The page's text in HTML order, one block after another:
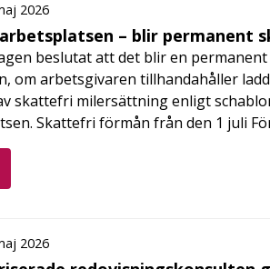
2026
– blir permanent
beslutat att det blir en
om arbetsgivaren tillhandahåller
skattefri milersättning enligt
Skattefri förmån från den 1 juli
2026